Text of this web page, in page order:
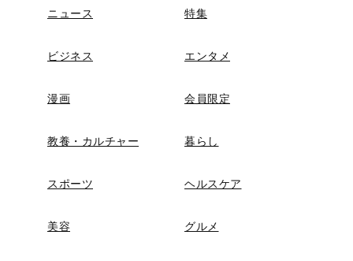
ニュース 特集
ビジネス エンタメ
漫画 会員限定
教養・カルチャー 暮らし
スポーツ ヘルスケア
美容 グルメ